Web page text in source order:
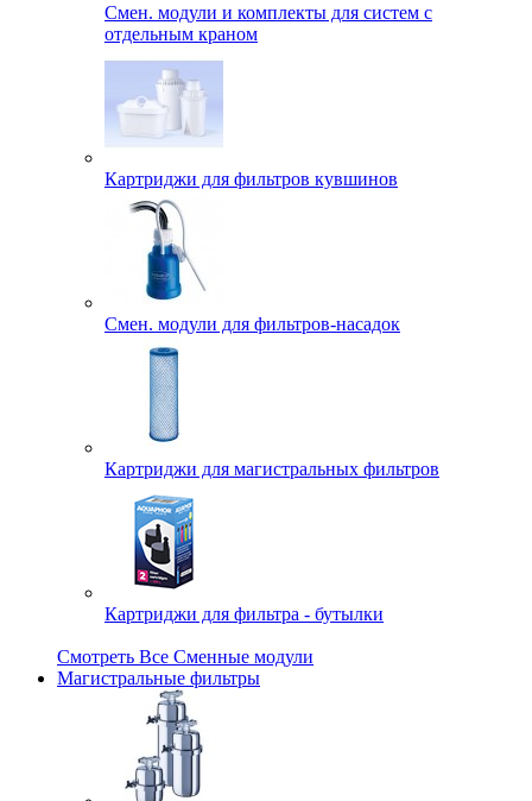
Смен. модули и комплекты для систем с
отдельным краном
Картриджи для фильтров кувшинов
Смен. модули для фильтров-насадок
Картриджи для магистральных фильтров
Картриджи для фильтра - бутылки
Смотреть Все Сменные модули
Магистральные фильтры